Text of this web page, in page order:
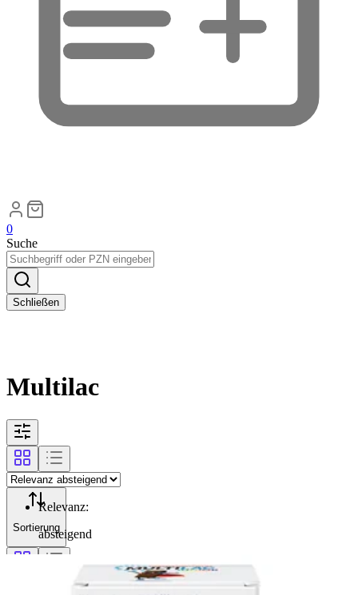
0
Suche
Schließen
Multilac
Sortierung
Relevanz:
absteigend